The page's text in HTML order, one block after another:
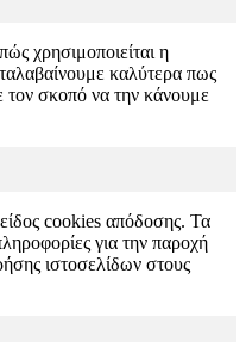
χρησιμοποιείται η
καλύτερα πως
τον σκοπό να την κάνουμε
είδος cookies απόδοσης. Τα
για την παροχή
ιστοσελίδων στους